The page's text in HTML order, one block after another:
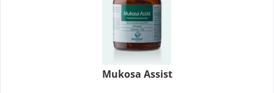
Mukosa Assist